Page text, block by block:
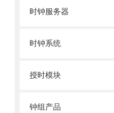
时钟服务器
时钟系统
授时模块
钟组产品